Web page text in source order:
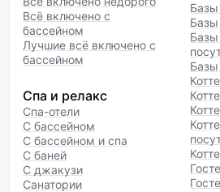
Всё включено с
бассейном
Лучшие всё включено с
бассейном
Спа и релакс
Спа-отели
С бассейном
С бассейном и спа
С баней
С джакузи
Санатории
Базы
Базы
Базы
Базы